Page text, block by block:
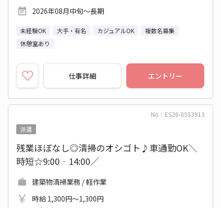
2026年08月中旬～長期
未経験OK 大手・有名 カジュアルOK
複数名募集
休憩室あり
仕事詳細 エントリー
No：ES26-0553913
派遣
残業ほぼなし◎清掃のオシゴト♪車通勤OK＼
時短☆9:00‐14:00／
建築物清掃業務 / 軽作業
時給 1,300円～1,300円